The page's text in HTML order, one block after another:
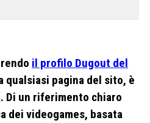
il profilo Dugout del
qualsiasi pagina del sito, è
Di un riferimento chiaro
dei videogames, basata